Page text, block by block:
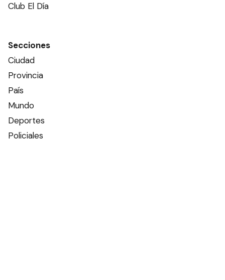
Club El Día
Secciones
Ciudad
Provincia
País
Mundo
Deportes
Policiales